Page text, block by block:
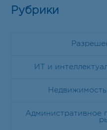
Рубрики
ИТ и
Недвижимость
Административное